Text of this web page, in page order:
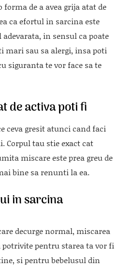
de a avea grija atat de
ca efortul in sarcina este
in sensul ca poate
mari sau sa alergi, insa poti
siguranta te vor face sa te
de activa poti fi
ceva gresit atunci cand faci
tau stie exact cat
miscare este prea greu de
bine sa renunti la ea.
in sarcina
decurge normal, miscarea
pentru starea ta vor fi
si pentru bebelusul din